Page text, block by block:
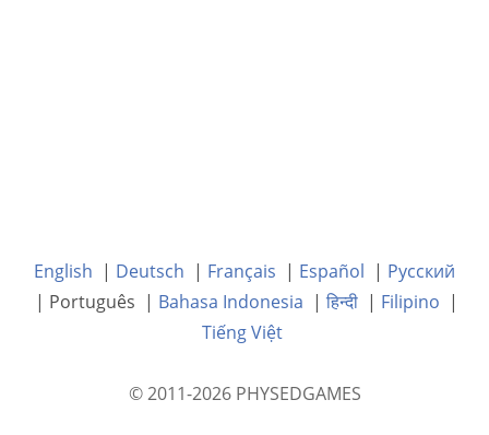
English | Deutsch | Français | Español | Русский
| Português | Bahasa Indonesia |हिन्दी | Filipino |
Tiếng Việt
© 2011-2026 PHYSEDGAMES